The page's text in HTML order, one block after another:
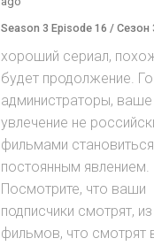
Season 3 Episode 16 / Сезон
хороший сериал,
будет продолжение.
администраторы, ваше
увлечение не
фильмами
постоянным явлением.
Посмотрите, что ваши
подписчики смотрят,
фильмов, что смотрят